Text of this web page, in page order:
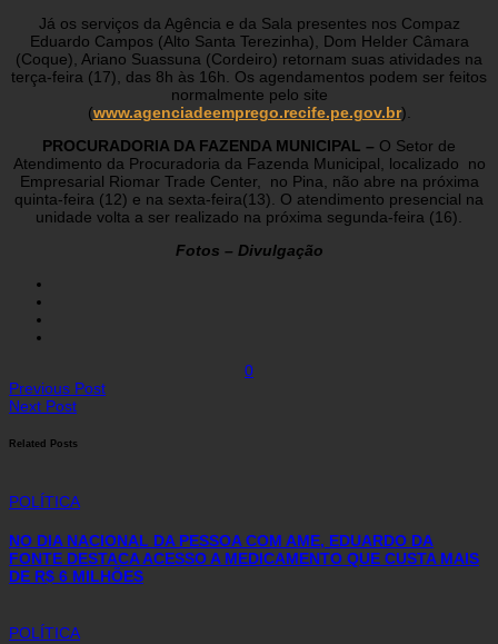
Já os serviços da Agência e da Sala presentes nos Compaz
Eduardo Campos (Alto Santa Terezinha), Dom Helder Câmara
(Coque), Ariano Suassuna (Cordeiro) retornam suas atividades na
terça-feira (17), das 8h às 16h. Os agendamentos podem ser feitos
normalmente pelo site
(www.agenciadeemprego.recife.pe.gov.br).
PROCURADORIA DA FAZENDA MUNICIPAL – O Setor de
Atendimento da Procuradoria da Fazenda Municipal, localizado no
Empresarial Riomar Trade Center, no Pina, não abre na próxima
quinta-feira (12) e na sexta-feira(13). O atendimento presencial na
unidade volta a ser realizado na próxima segunda-feira (16).
Fotos – Divulgação
0
Previous Post
Next Post
Related Posts
POLÍTICA
NO DIA NACIONAL DA PESSOA COM AME, EDUARDO DA
FONTE DESTACA ACESSO A MEDICAMENTO QUE CUSTA MAIS
DE R$ 6 MILHÕES
POLÍTICA